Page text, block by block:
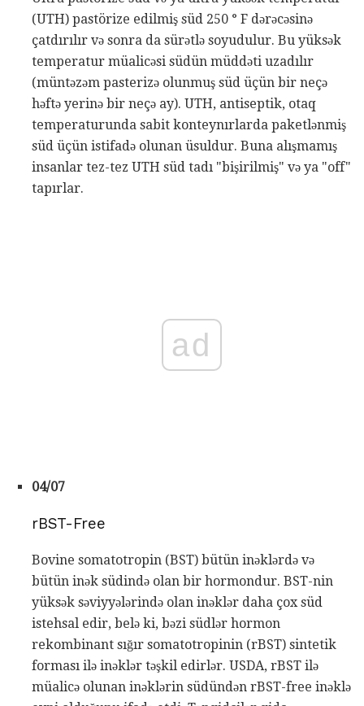
(UTH) pastörize edilmiş süd 250 ° F dərəcəsinə
çatdırılır və sonra da sürətlə soyudulur. Bu yüksək
temperatur müalicəsi südün müddəti uzadılır
(müntəzəm pasterizə olunmuş süd üçün bir neçə
həftə yerinə bir neçə ay). UTH, antiseptik, otaq
temperaturunda sabit konteynırlarda paketlənmiş
süd üçün istifadə olunan üsuldur. Buna alışmamış
insanlar tez-tez UTH süd tadı "bişirilmiş" və ya "off"
tapırlar.
ad
04/07
rBST-Free
Bovine somatotropin (BST) bütün inəklərdə və
bütün inək südində olan bir hormondur. BST-nin
yüksək səviyyələrində olan inəklər daha çox süd
istehsal edir, belə ki, bəzi südlər hormon
rekombinant sığır somatotropinin (rBST) sintetik
forması ilə inəklər təşkil edirlər. USDA, rBST ilə
müalicə olunan inəklərin südündən rBST-free inəklə